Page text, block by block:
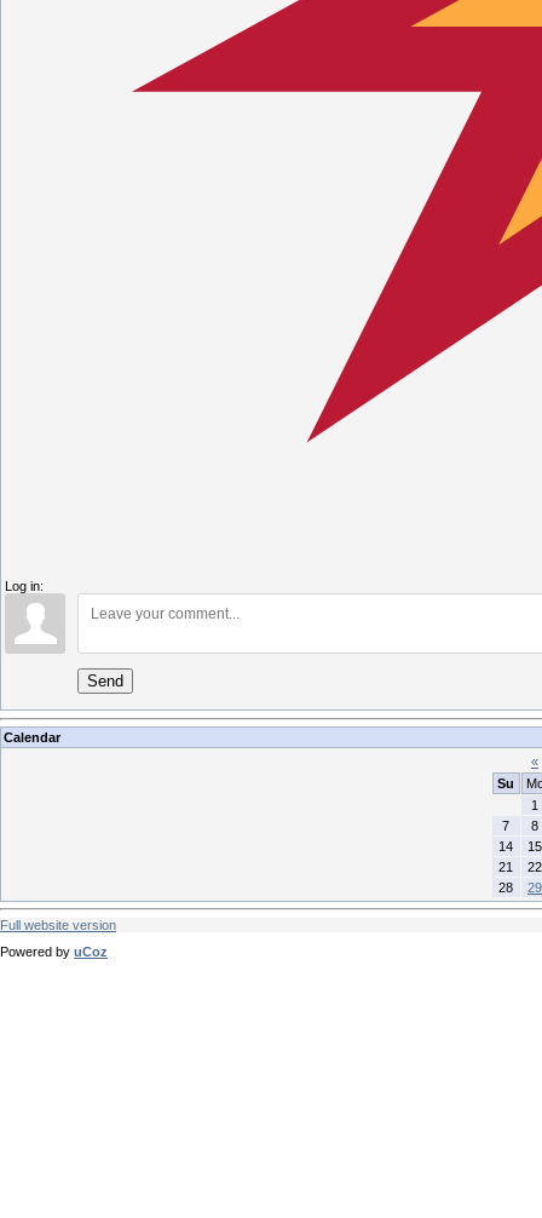
Log in:
Send
Calendar
«
Su
1
7
8
14
15
21
22
28
29
Full website version
Powered by uCoz